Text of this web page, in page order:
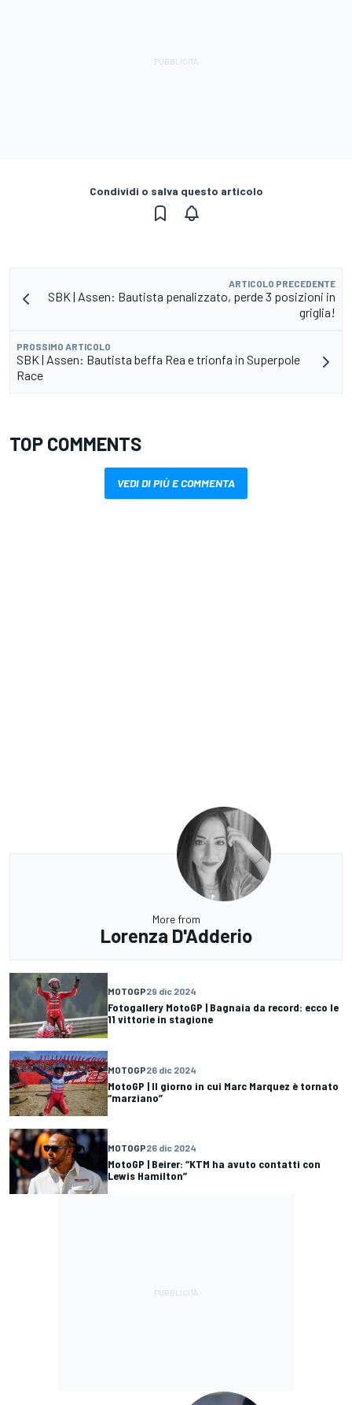
Condividi o salva questo articolo
ARTICOLO PRECEDENTE
SBK | Assen: Bautista penalizzato, perde 3 posizioni in
griglia!
PROSSIMO ARTICOLO
SBK | Assen: Bautista beffa Rea e trionfa in Superpole
Race
TOP COMMENTS
VEDI DI PIÙ E COMMENTA
More from
Lorenza D'Adderio
MOTOGP29 dic 2024
Fotogallery MotoGP | Bagnaia da record: ecco le
11 vittorie in stagione
MOTOGP26 dic 2024
MotoGP | Il giorno in cui Marc Marquez è tornato
“marziano”
MOTOGP26 dic 2024
MotoGP | Beirer: “KTM ha avuto contatti con
Lewis Hamilton”